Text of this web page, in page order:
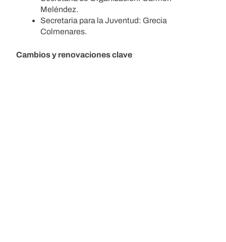
Meléndez.
Secretaria para la Juventud: Grecia
Colmenares.
Cambios y renovaciones clave